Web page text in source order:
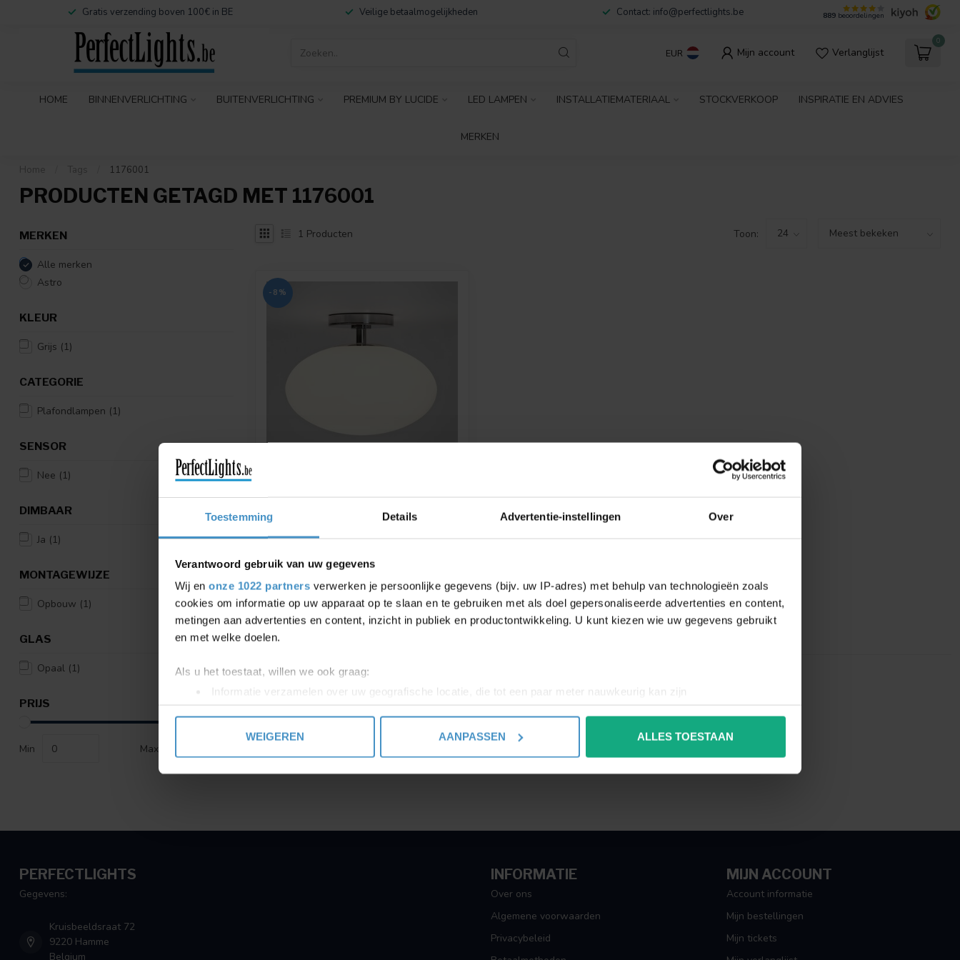
Toestemming Details Advertentie-instellingen Over
Verantwoord gebruik van uw gegevens
Wij en onze 1022 partners verwerken je persoonlijke gegevens (bijv. uw IP-adres) met behulp van technologieën zoals
cookies om informatie op uw apparaat op te slaan en te gebruiken met als doel gepersonaliseerde advertenties en content,
metingen aan advertenties en content, inzicht in publiek en productontwikkeling. U kunt kiezen wie uw gegevens gebruikt
en met welke doelen.
Als u het toestaat, willen we ook graag:
Informatie verzamelen over uw geografische locatie, die tot een paar meter nauwkeurig kan zijn
Uw apparaat identificeren door het actief te scannen op specifieke eigenschappen (fingerprinting)
toestemming op elk moment wijzigen of intrekken in de Cookieverklaring.
verstrekt of die ze hebben verzameld op basis van uw gebruik van hun services.
WEIGEREN AANPASSEN ALLES TOESTAAN
Gratis verzending boven 100€ in BE Veilige betaalmogelijkheden Contact: info@perfectlights.be 889 beoordelingen
EUR Mijn account Verlanglijst
0
HOME BINNENVERLICHTING BUITENVERLICHTING PREMIUM BY LUCIDE LED LAMPEN INSTALLATIEMATERIAAL STOCKVERKOOP INSPIRATIE EN ADVIES
MERKEN
Home Tags 1176001
PRODUCTEN GETAGD MET 1176001
MERKEN
Alle merken
Astro
KLEUR
Grijs (1)
CATEGORIE
Plafondlampen (1)
SENSOR
Nee (1)
DIMBAAR
Ja (1)
MONTAGEWIJZE
Opbouw (1)
GLAS
Opaal (1)
PRIJS
Min Max
1 Producten Toon:
-8%
ZEPPO CEILING GEPOLIJST
ruimtes
€415,05 €381,85
PERFECTLIGHTS
Gegevens:
Kruisbeeldsraat 72
9220 Hamme
Belgium
INFORMATIE
Over ons
Algemene voorwaarden
Privacybeleid
MIJN ACCOUNT
Account informatie
Mijn bestellingen
Mijn tickets